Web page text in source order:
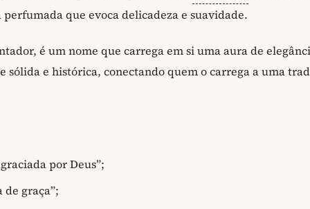
que evoca delicadeza e suavidade.
é um nome que carrega em si uma aura de
sólida e histórica, conectando quem o carrega a uma
por Deus”;
de graça”;